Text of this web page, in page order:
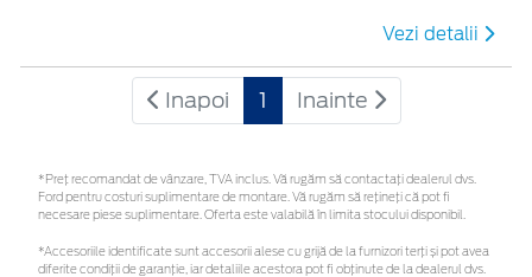
Vezi detalii
Inapoi 1 Inainte
*Preţ recomandat de vânzare, TVA inclus. Vă rugăm să contactaţi dealerul dvs.
Ford pentru costuri suplimentare de montare. Vă rugăm să rețineți că pot fi
necesare piese suplimentare. Oferta este valabilă în limita stocului disponibil.
*Accesoriile identificate sunt accesorii alese cu grijă de la furnizori terți și pot avea
diferite condiții de garanție, iar detaliile acestora pot fi obținute de la dealerul dvs.